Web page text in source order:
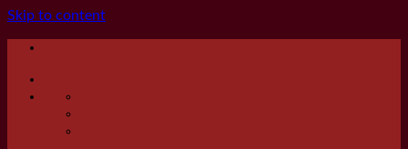
Skip to content